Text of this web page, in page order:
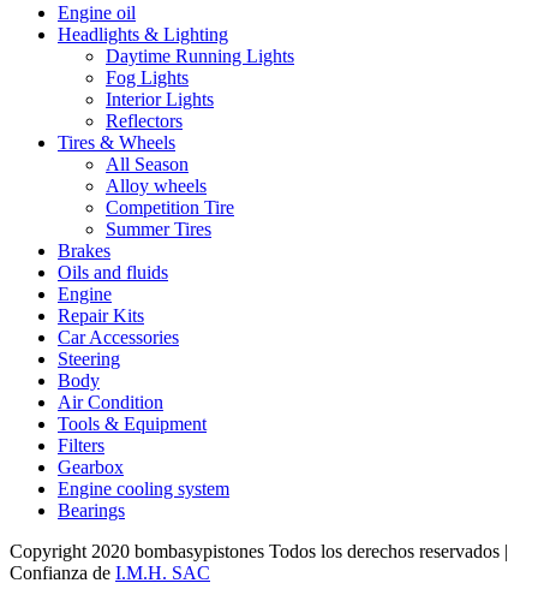
Engine oil
Headlights & Lighting
Daytime Running Lights
Fog Lights
Interior Lights
Reflectors
Tires & Wheels
All Season
Alloy wheels
Competition Tire
Summer Tires
Brakes
Oils and fluids
Engine
Repair Kits
Car Accessories
Steering
Body
Air Condition
Tools & Equipment
Filters
Gearbox
Engine cooling system
Bearings
Copyright 2020 bombasypistones Todos los derechos reservados |
Confianza de I.M.H. SAC